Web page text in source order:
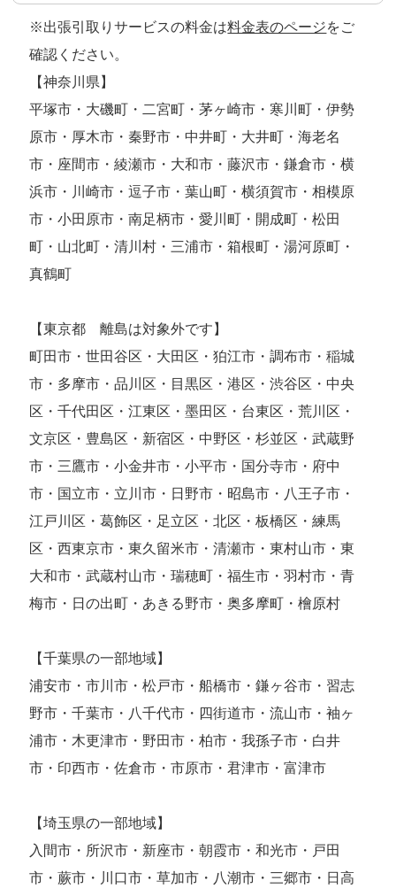
※出張引取りサービスの料金は料金表のページをご
確認ください。
【神奈川県】
平塚市・大磯町・二宮町・茅ヶ崎市・寒川町・伊勢
原市・厚木市・秦野市・中井町・大井町・海老名
市・座間市・綾瀬市・大和市・藤沢市・鎌倉市・横
浜市・川崎市・逗子市・葉山町・横須賀市・相模原
市・小田原市・南足柄市・愛川町・開成町・松田
町・山北町・清川村・三浦市・箱根町・湯河原町・
真鶴町
【東京都 離島は対象外です】
町田市・世田谷区・大田区・狛江市・調布市・稲城
市・多摩市・品川区・目黒区・港区・渋谷区・中央
区・千代田区・江東区・墨田区・台東区・荒川区・
文京区・豊島区・新宿区・中野区・杉並区・武蔵野
市・三鷹市・小金井市・小平市・国分寺市・府中
市・国立市・立川市・日野市・昭島市・八王子市・
江戸川区・葛飾区・足立区・北区・板橋区・練馬
区・西東京市・東久留米市・清瀬市・東村山市・東
大和市・武蔵村山市・瑞穂町・福生市・羽村市・青
梅市・日の出町・あきる野市・奥多摩町・檜原村
【千葉県の一部地域】
浦安市・市川市・松戸市・船橋市・鎌ヶ谷市・習志
野市・千葉市・八千代市・四街道市・流山市・袖ヶ
浦市・木更津市・野田市・柏市・我孫子市・白井
市・印西市・佐倉市・市原市・君津市・富津市
【埼玉県の一部地域】
入間市・所沢市・新座市・朝霞市・和光市・戸田
市・蕨市・川口市・草加市・八潮市・三郷市・日高